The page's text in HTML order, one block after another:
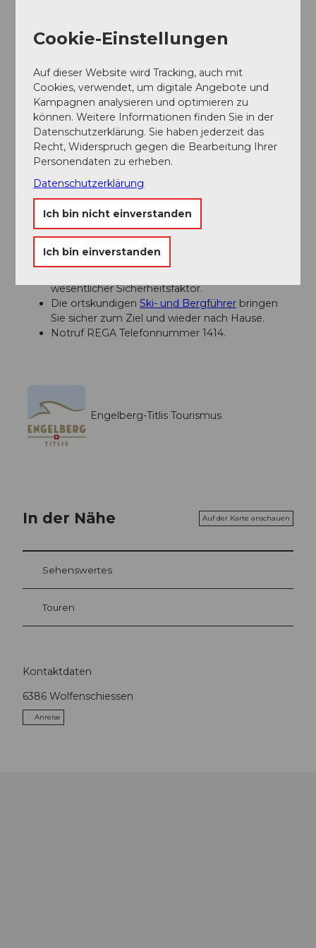
Engelberg-Titlis Tourismus
Unser Tipp
Sicheres Schneevergnügen im Pulverschnee an den
Snow & Safety Days.
Sicherheitshinweise
Sicherheitstipps fürs Freeriden im freien Gelände
Bitte beachten Sie, dass Sie auf eigene Gefahr
unterwegs sind.
Eine Abfahrt muss sorgfältig geplant sein.
Entsprechende Ausrüstung (LVS, Sonde,
wesentlicher Sicherheitsfaktor.
Die ortskundigen Ski- und Bergführer bringen
Sie sicher zum Ziel und wieder nach Hause.
Notruf REGA Telefonnummer 1414.
Engelberg-Titlis Tourismus
In der Nähe Auf der Karte anschauen
Sehenswertes
Touren
Kontaktdaten
6386 Wolfenschiessen
Anreise
Cookie-Einstellungen
Auf dieser Website wird Tracking, auch mit
Cookies, verwendet, um digitale Angebote und
Kampagnen analysieren und optimieren zu
können. Weitere Informationen finden Sie in der
Datenschutzerklärung. Sie haben jederzeit das
Recht, Widerspruch gegen die Bearbeitung Ihrer
Personendaten zu erheben.
Datenschutzerklärung
Ich bin nicht einverstanden
Ich bin einverstanden